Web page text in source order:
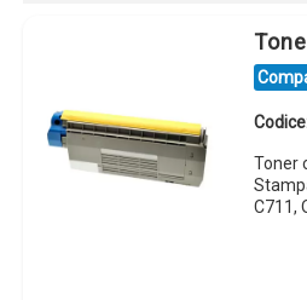
Toner
C711,